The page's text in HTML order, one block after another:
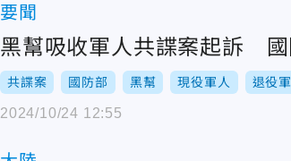
要聞
黑幫吸收軍人共諜案起訴 國
共諜案 國防部 黑幫 現役軍人 退役
2024/10/24 12:55